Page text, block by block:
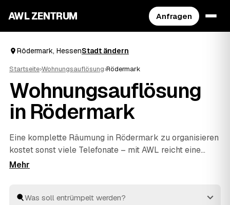
AWL ZENTRUM Anfragen
Rödermark, HessenStadt ändern
Startseite›Wohnungsauflösung›Rödermark
Wohnungsauflösung
in Rödermark
Eine komplette Räumung in Rödermark zu organisieren
kostet sonst viele Telefonate – mit AWL reicht eine
einzige Anfrage. Sie sagen, was weg soll, und
zum Vergleich. Vom letzten Karton bis zur besenreinen